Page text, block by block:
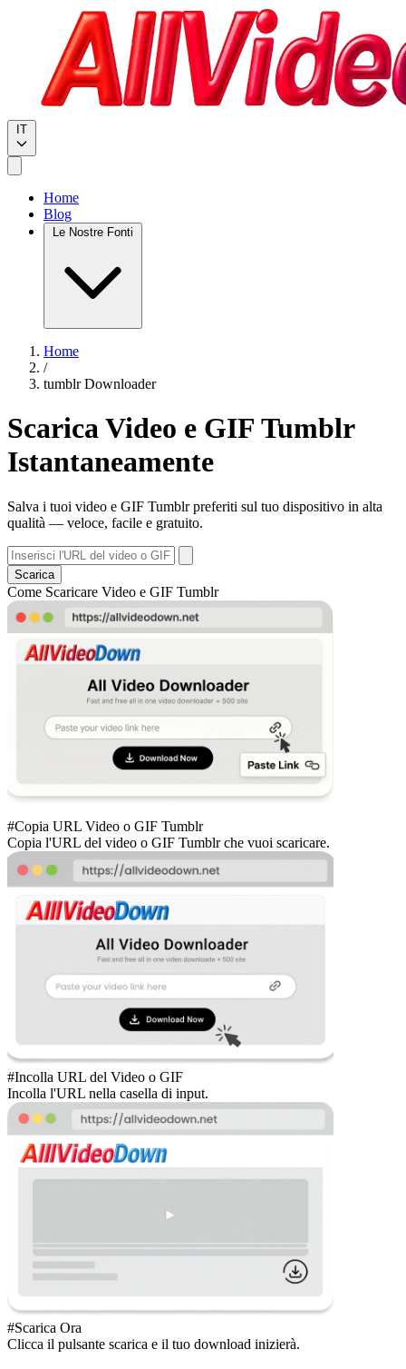
IT
Home
Blog
Le Nostre Fonti
Home
/
tumblr Downloader
Scarica Video e GIF Tumblr
Istantaneamente
Salva i tuoi video e GIF Tumblr preferiti sul tuo dispositivo in alta
qualità — veloce, facile e gratuito.
Scarica
Come Scaricare Video e GIF Tumblr
#Copia URL Video o GIF Tumblr
Copia l'URL del video o GIF Tumblr che vuoi scaricare.
#Incolla URL del Video o GIF
Incolla l'URL nella casella di input.
#Scarica Ora
Clicca il pulsante scarica e il tuo download inizierà.